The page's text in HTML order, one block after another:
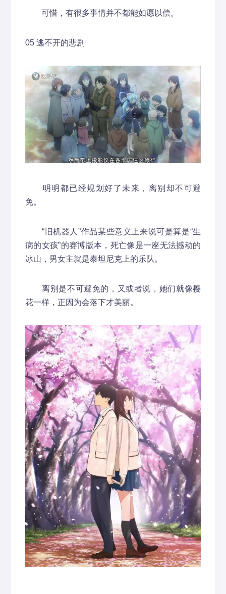
可惜，有很多事情并不都能如愿以偿。
05 逃不开的悲剧
明明都已经规划好了未来，离别却不可避
免。
“旧机器人”作品某些意义上来说可是算是“生
病的女孩”的赛博版本，死亡像是一座无法撼动的
冰山，男女主就是泰坦尼克上的乐队。
离别是不可避免的，又或者说，她们就像樱
花一样，正因为会落下才美丽。